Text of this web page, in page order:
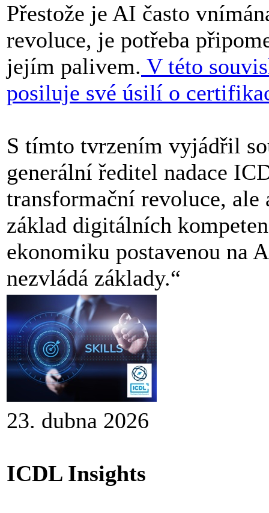
Přestože je AI často
revoluce, je potřeba
jejím palivem. V této
posiluje své úsilí o
S tímto tvrzením vyjádřil
generální ředitel nadace
transformační revoluce,
základ digitálních
ekonomiku postavenou na
nezvládá základy.“
23. dubna 2026
ICDL Insights